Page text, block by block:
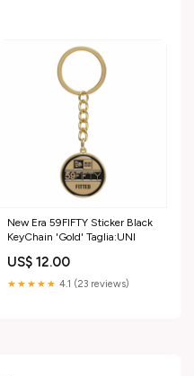
New Era 59FIFTY Sticker Black
KeyChain 'Gold' Taglia:UNI
US$ 12.00
★★★★★ 4.1 (23 reviews)